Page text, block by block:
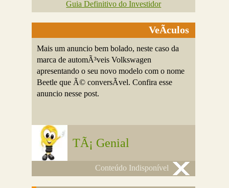
Guia Definitivo do Investidor
VeÃ­culos
Mais um anuncio bem bolado, neste caso da
marca de automÃ³veis Volkswagen
apresentando o seu novo modelo com o nome
Beetle que Ã© conversÃ­vel. Confira esse
anuncio nesse post.
TÃ¡ Genial
Conteúdo Indisponível